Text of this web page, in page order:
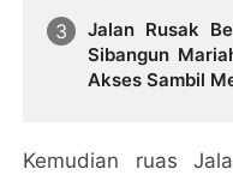
Jalan Rusak
Sibangun
Akses Sambil
Kemudian ruas